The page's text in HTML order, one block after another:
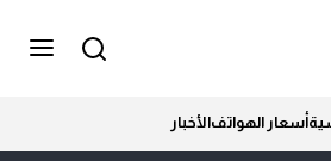
أسعار الهواتفالأخبار